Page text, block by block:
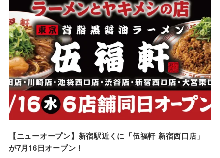
【ニューオープン】新宿駅近くに「伍福軒 新宿西口店」
が7月16日オープン！